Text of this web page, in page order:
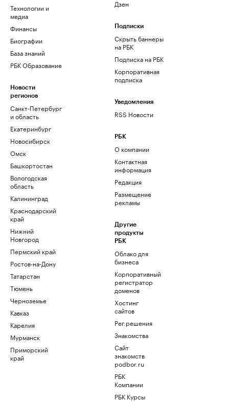
Технологии и
медиа
Финансы
Биографии
База знаний
РБК Образование
Новости
регионов
Санкт-Петербург
и область
Екатеринбург
Новосибирск
Омск
Башкортостан
Вологодская
область
Калининград
Краснодарский
край
Нижний
Новгород
Пермский край
Ростов-на-Дону
Татарстан
Тюмень
Черноземье
Кавказ
Карелия
Мурманск
Приморский
край
Дзен
Подписки
Скрыть баннеры
на РБК
Подписка на РБК
Корпоративная
подписка
Уведомления
RSS Новости
РБК
О компании
Контактная
информация
Редакция
Размещение
рекламы
Другие
продукты
РБК
Облако для
бизнеса
Корпоративный
регистратор
доменов
Хостинг
сайтов
Рег.решения
Знакомства
Сайт
знакомств
podbor.ru
РБК
Компании
РБК Курсы